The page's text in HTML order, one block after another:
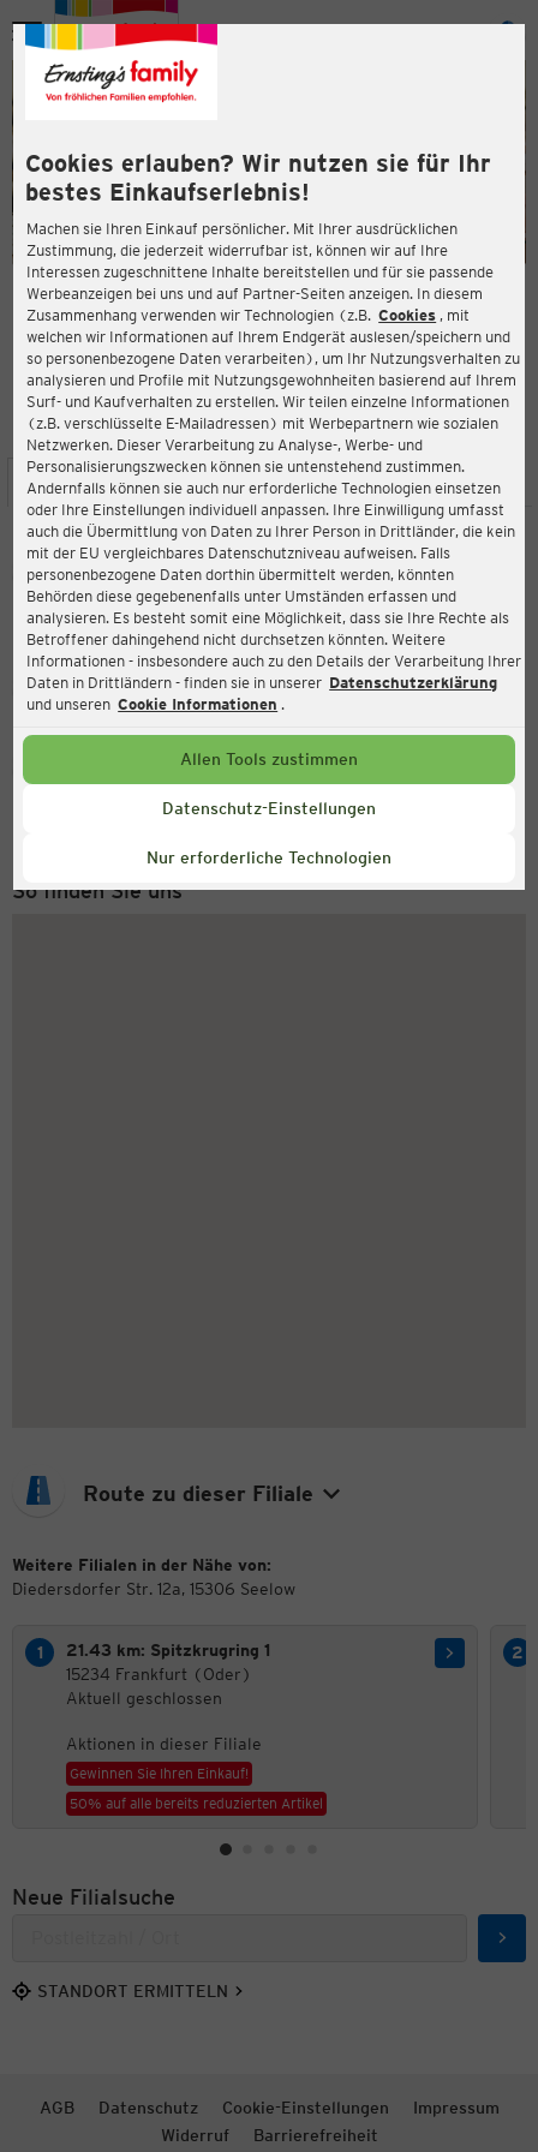
Cookies erlauben? Wir nutzen sie für Ihr
bestes Einkaufserlebnis!
Machen sie Ihren Einkauf persönlicher. Mit Ihrer ausdrücklichen
Zustimmung, die jederzeit widerrufbar ist, können wir auf Ihre
Interessen zugeschnittene Inhalte bereitstellen und für sie passende
Werbeanzeigen bei uns und auf Partner-Seiten anzeigen. In diesem
Zusammenhang verwenden wir Technologien (z.B. Cookies , mit
welchen wir Informationen auf Ihrem Endgerät auslesen/speichern und
so personenbezogene Daten verarbeiten), um Ihr Nutzungsverhalten zu
analysieren und Profile mit Nutzungsgewohnheiten basierend auf Ihrem
Surf- und Kaufverhalten zu erstellen. Wir teilen einzelne Informationen
(z.B. verschlüsselte E-Mailadressen) mit Werbepartnern wie sozialen
Netzwerken. Dieser Verarbeitung zu Analyse-, Werbe- und
Personalisierungszwecken können sie untenstehend zustimmen.
Andernfalls können sie auch nur erforderliche Technologien einsetzen
oder Ihre Einstellungen individuell anpassen. Ihre Einwilligung umfasst
auch die Übermittlung von Daten zu Ihrer Person in Drittländer, die kein
mit der EU vergleichbares Datenschutzniveau aufweisen. Falls
personenbezogene Daten dorthin übermittelt werden, könnten
Behörden diese gegebenenfalls unter Umständen erfassen und
analysieren. Es besteht somit eine Möglichkeit, dass sie Ihre Rechte als
Betroffener dahingehend nicht durchsetzen könnten. Weitere
Informationen - insbesondere auch zu den Details der Verarbeitung Ihrer
Daten in Drittländern - finden sie in unserer Datenschutzerklärung
und unseren Cookie Informationen .
Allen Tools zustimmen
Datenschutz-Einstellungen
Nur erforderliche Technologien
Menü
ERNSTING'S FAMILY FILIALE
Diedersdorfer Str. 12a
15306 Seelow
5,0
Bewertung:
STANDORT SERVICES SORTIMENT AKTIONEN
Ernsting's family
Diedersdorfer Str. 12a, 15306 Seelow
Aktuell:
Geschlossen
Service Hotline
+43 (0) 1 2675 502
So finden Sie uns
Route zu dieser Filiale
Weitere Filialen in der Nähe von:
Diedersdorfer Str. 12a, 15306 Seelow
21.43 km: Spitzkrugring 1
15234 Frankfurt (Oder)
Aktuell geschlossen
Aktionen in dieser Filiale
Gewinnen Sie Ihren Einkauf!
50% auf alle bereits reduzierten Artikel
Neue Filialsuche
STANDORT ERMITTELN
AGB Datenschutz Cookie-Einstellungen
Impressum
Widerruf
Barrierefreiheit